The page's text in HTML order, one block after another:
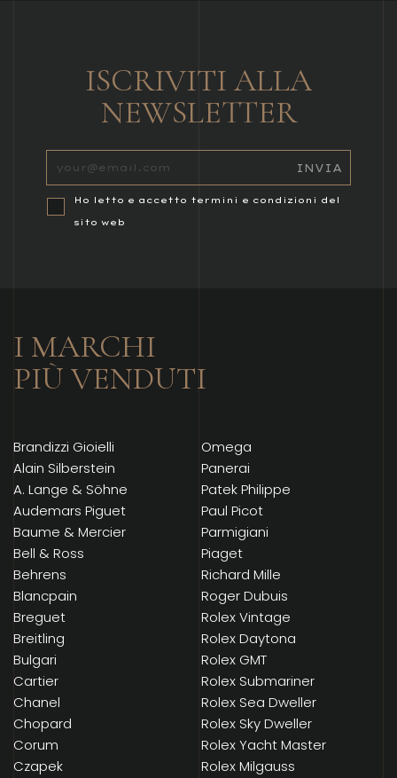
ISCRIVITI ALLA
NEWSLETTER
Ho letto e accetto termini e condizioni del
sito web
I MARCHI
PIÙ VENDUTI
Brandizzi Gioielli
Alain Silberstein
A. Lange & Söhne
Audemars Piguet
Baume & Mercier
Bell & Ross
Behrens
Blancpain
Breguet
Breitling
Bulgari
Cartier
Chanel
Chopard
Corum
Czapek
Omega
Panerai
Patek Philippe
Paul Picot
Parmigiani
Piaget
Richard Mille
Roger Dubuis
Rolex Vintage
Rolex Daytona
Rolex GMT
Rolex Submariner
Rolex Sea Dweller
Rolex Sky Dweller
Rolex Yacht Master
Rolex Milgauss